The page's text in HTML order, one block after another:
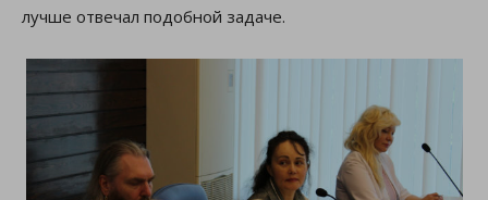
лучше отвечал подобной задаче.